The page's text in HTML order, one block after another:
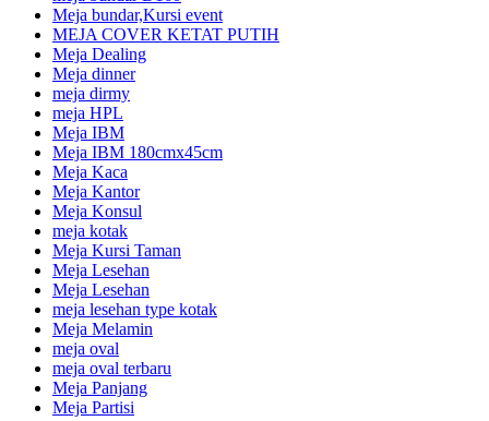
Meja bundar,Kursi event
MEJA COVER KETAT PUTIH
Meja Dealing
Meja dinner
meja dirmy
meja HPL
Meja IBM
Meja IBM 180cmx45cm
Meja Kaca
Meja Kantor
Meja Konsul
meja kotak
Meja Kursi Taman
Meja Lesehan
Meja Lesehan
meja lesehan type kotak
Meja Melamin
meja oval
meja oval terbaru
Meja Panjang
Meja Partisi